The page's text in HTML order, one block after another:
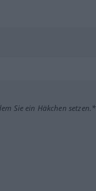
Sie ein Häkchen setzen.*